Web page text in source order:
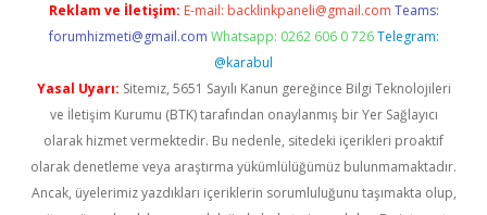
Reklam ve İletişim: E-mail: backlinkpaneli@gmail.com Teams:
forumhizmeti@gmail.com Whatsapp: 0262 606 0 726 Telegram:
@karabul
Yasal Uyarı: Sitemiz, 5651 Sayılı Kanun gereğince Bilgi Teknolojileri
ve İletişim Kurumu (BTK) tarafından onaylanmış bir Yer Sağlayıcı
olarak hizmet vermektedir. Bu nedenle, sitedeki içerikleri proaktif
olarak denetleme veya araştırma yükümlülüğümüz bulunmamaktadır.
Ancak, üyelerimiz yazdıkları içeriklerin sorumluluğunu taşımakta olup,